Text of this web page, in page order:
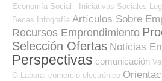
Economía Social - Iniciativas Sociales
Becas Infografía Artículos Sobre
Recursos Emprendimiento
Selección Ofertas Noticias
Perspectivas comunicación
O.Laboral comercio electrónico